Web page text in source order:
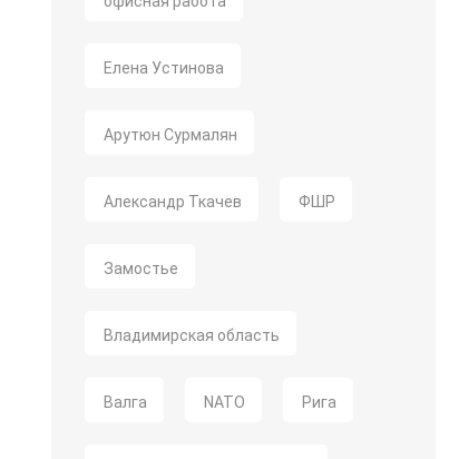
Елена Устинова
Арутюн Сурмалян
Александр Ткачев ФШР
Замостье
Владимирская область
Валга NATO Рига